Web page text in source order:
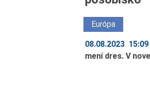
Európa
08.08.2023 15:09
mení dres. V